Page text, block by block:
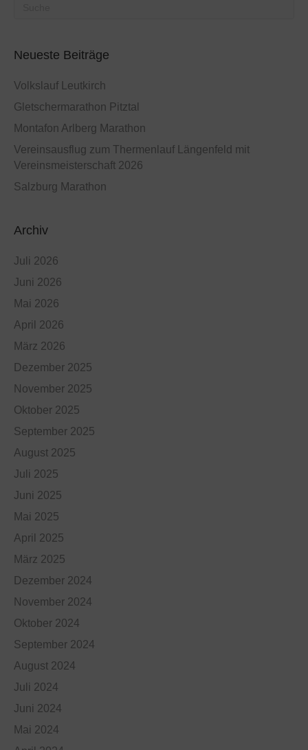
Neueste Beiträge
Volkslauf Leutkirch
Gletschermarathon Pitztal
Montafon Arlberg Marathon
Vereinsausflug zum Thermenlauf Längenfeld mit
Vereinsmeisterschaft 2026
Salzburg Marathon
Archiv
Juli 2026
Juni 2026
Mai 2026
April 2026
März 2026
Dezember 2025
November 2025
Oktober 2025
September 2025
August 2025
Juli 2025
Juni 2025
Mai 2025
April 2025
März 2025
Dezember 2024
November 2024
Oktober 2024
September 2024
August 2024
Juli 2024
Juni 2024
Mai 2024